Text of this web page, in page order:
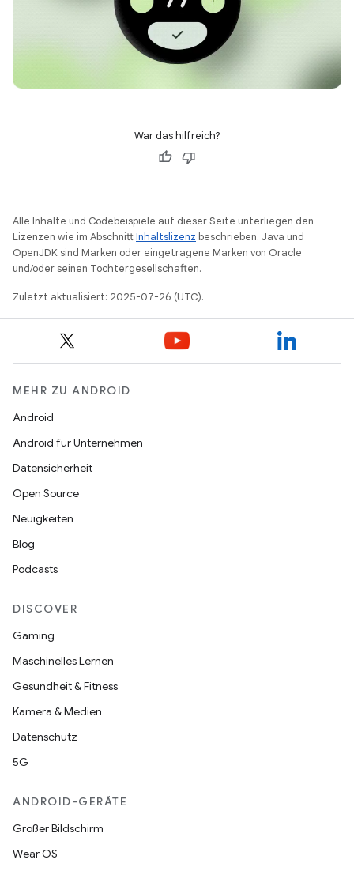
War das hilfreich?
Alle Inhalte und Codebeispiele auf dieser Seite unterliegen den
Lizenzen wie im AbschnittInhaltslizenz beschrieben. Java und
OpenJDK sind Marken oder eingetragene Marken von Oracle
und/oder seinen Tochtergesellschaften.
Zuletzt aktualisiert: 2025-07-26 (UTC).
MEHR ZU ANDROID
Android
Android für Unternehmen
Datensicherheit
Open Source
Neuigkeiten
Blog
Podcasts
DISCOVER
Gaming
Maschinelles Lernen
Gesundheit & Fitness
Kamera & Medien
Datenschutz
5G
ANDROID-GERÄTE
Großer Bildschirm
Wear OS